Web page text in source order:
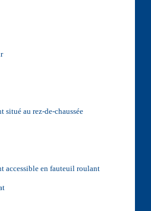
situé au rez-de-chaussée
accessible en fauteuil roulant